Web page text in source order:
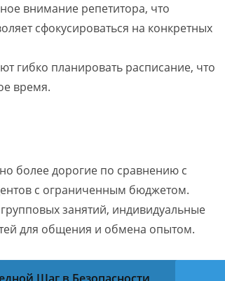
внимание репетитора, что
сфокусироваться на конкретных
гибко планировать расписание, что
время.
более дорогие по сравнению с
с ограниченным бюджетом.
занятий, индивидуальные
для общения и обмена опытом.